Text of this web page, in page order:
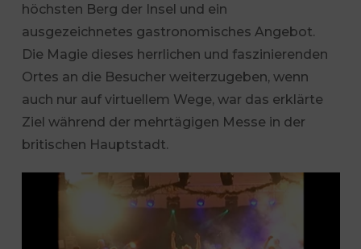
höchsten Berg der Insel und ein
ausgezeichnetes gastronomisches Angebot.
Die Magie dieses herrlichen und faszinierenden
Ortes an die Besucher weiterzugeben, wenn
auch nur auf virtuellem Wege, war das erklärte
Ziel während der mehrtägigen Messe in der
britischen Hauptstadt.